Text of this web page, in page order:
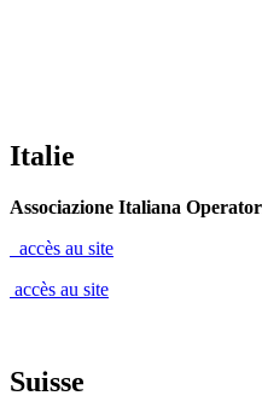
Italie
Associazione Italiana
accès au site
accès au site
Suisse